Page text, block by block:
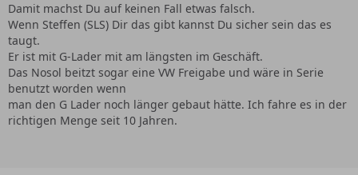
Damit machst Du auf keinen Fall etwas falsch.
Wenn Steffen (SLS) Dir das gibt kannst Du sicher sein das es
taugt.
Er ist mit G-Lader mit am längsten im Geschäft.
Das Nosol beitzt sogar eine VW Freigabe und wäre in Serie
benutzt worden wenn
man den G Lader noch länger gebaut hätte. Ich fahre es in der
richtigen Menge seit 10 Jahren.